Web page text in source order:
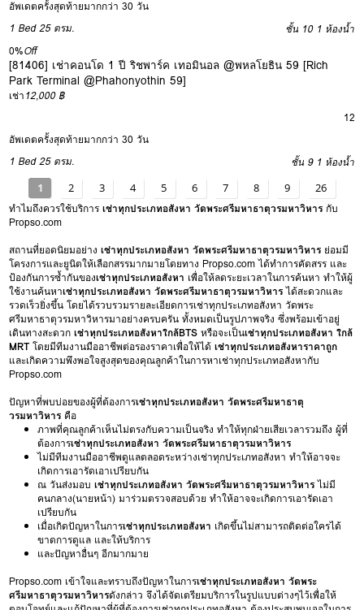
อัพเดตครั้งสุดท้ายมากกว่า 30 วัน
1 Bed 25 ตรม. ชั้น 10 1 ห้องน้ำ
0%Off
[81406] เช่าคอนโด 1 ปี ริชพาร์ค เทอมินอล @พหลโยธิน 59 [Rich
Park Terminal @Phahonyothin 59]
เช่า12,000 ฿
12
อัพเดตครั้งสุดท้ายมากกว่า 30 วัน
1 Bed 25 ตรม. ชั้น 9 1 ห้องน้ำ
1 2 3 4 5 6 7 8 9 26
ทำไมถึงควรใช้บริการเช่าทุกประเภทอสังหา วัดพระศรีมหาธาตุวรมหาวิหาร กับ
Propso.com
สถานที่ยอดนิยมอย่างเช่าทุกประเภทอสังหา วัดพระศรีมหาธาตุวรมหาวิหาร ย่อมมี
โครงการและยูนิตให้เลือกสรรมากมายโดยทาง Propso.com ได้ทำการคัดสรร และ
ป้องกันการซ้ำกันของเช่าทุกประเภทอสังหา เพื่อให้ลดระยะเวลาในการค้นหา ทำให้ผู้
ใช้งานค้นหาเช่าทุกประเภทอสังหา วัดพระศรีมหาธาตุวรมหาวิหารได้สะดวกและ
รวดเร็วยิ่งขึ้น โดยได้รวบรวมรายละเอียดการเช่าทุกประเภทอสังหา วัดพระ
ศรีมหาธาตุวรมหาวิหารมาอย่างครบครัน ทั้งหมดเป็นรูปภาพจริง ซึ่งพร้อมเข้าอยู่
เดินทางสะดวกเช่าทุกประเภทอสังหาใกล้BTS หรือจะเป็นเช่าทุกประเภทอสังหา ใกล้
MRT โดยมีทีมงานมืออาชีพต่อรองราคาเพื่อให้ได้เช่าทุกประเภทอสังหาราคาถูก
และเกิดความพึงพอใจสูงสุดของคุณลูกค้าในการหาเช่าทุกประเภทอสังหากับ
Propso.com
ปัญหาที่พบบ่อยของผู้ที่ต้องการเช่าทุกประเภทอสังหา วัดพระศรีมหาธาตุ
วรมหาวิหาร คือ
ภาพที่คุณลูกค้าเห็นไม่ตรงกับความเป็นจริง ทำให้ทุกฝ่ายเสียเวลารวมถึง ผู้ที่
ต้องการเช่าทุกประเภทอสังหา วัดพระศรีมหาธาตุวรมหาวิหาร
ไม่มีทีมงานมืออาชีพดูแลตลอดระหว่างเช่าทุกประเภทอสังหา ทำให้อาจจะ
เกิดการเอารัดเอาเปรียบกัน
ณ วันส่งมอบเช่าทุกประเภทอสังหา วัดพระศรีมหาธาตุวรมหาวิหารไม่มี
คนกลาง(นายหน้า) มาร่วมตรวจสอบด้วย ทำให้อาจจะเกิดการเอารัดเอา
เปรียบกัน
เมื่อเกิดปัญหาในการเช่าทุกประเภทอสังหา เกิดขึ้นไม่สามารถติดต่อใครได้
ขาดการดูแล และให้บริการ
และปัญหาอื่นๆ อีกมากมาย
Propso.com เข้าใจและทราบถึงปัญหาในการเช่าทุกประเภทอสังหา วัดพระ
ศรีมหาธาตุวรมหาวิหารดังกล่าว จึงได้จัดเตรียมบริการในรูปแบบต่างๆไว้เพื่อให้